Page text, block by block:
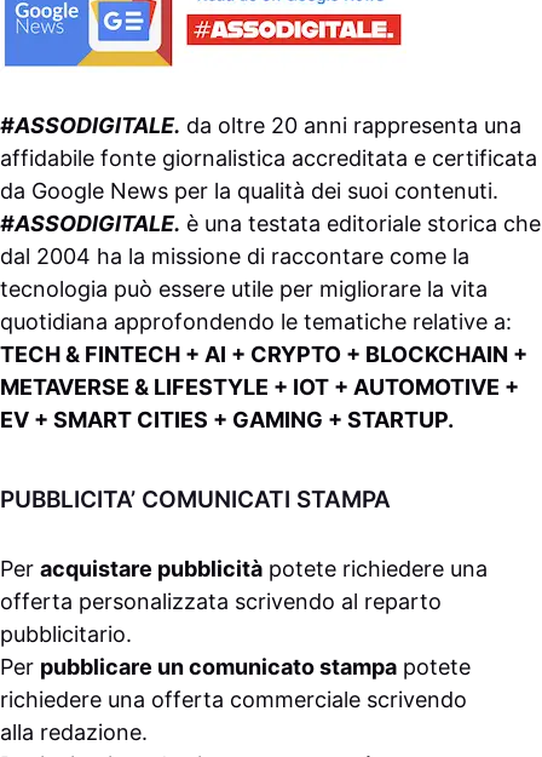
#ASSODIGITALE. da oltre 20 anni rappresenta una
affidabile fonte giornalistica accreditata e certificata
da Google News per la qualità dei suoi contenuti.
#ASSODIGITALE. è una testata editoriale storica che
dal 2004 ha la missione di raccontare come la
tecnologia può essere utile per migliorare la vita
quotidiana approfondendo le tematiche relative a:
TECH & FINTECH + AI + CRYPTO + BLOCKCHAIN +
METAVERSE & LIFESTYLE + IOT + AUTOMOTIVE +
EV + SMART CITIES + GAMING + STARTUP.
PUBBLICITA’ COMUNICATI STAMPA
Per acquistare pubblicità potete richiedere una
offerta personalizzata scrivendo al reparto
pubblicitario.
Per pubblicare un comunicato stampa potete
richiedere una offerta commerciale scrivendo
alla redazione.